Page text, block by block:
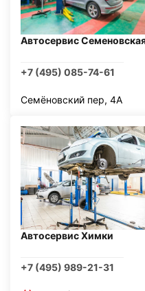
Автосервис
+7 (495) 085-74-61
Семёновский пер, 4А
Автосервис Химки
+7 (495) 989-21-31